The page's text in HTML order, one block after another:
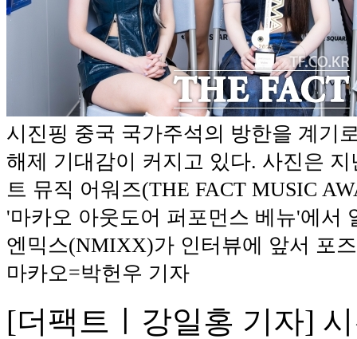
시진핑 중국 국가주석의 방한을 계기
해제 기대감이 커지고 있다. 사진은 지
트 뮤직 어워즈(THE FACT MUSIC
'마카오 아웃도어 퍼포먼스 베뉴'에서
엔믹스(NMIXX)가 인터뷰에 앞서 포
마카오=박헌우 기자
[더팩트ㅣ강일홍 기자]